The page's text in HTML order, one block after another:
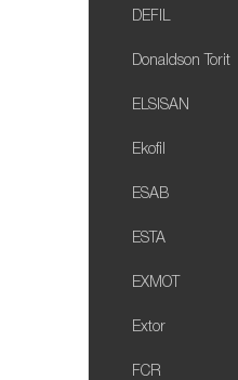
DEFIL
Donaldson Torit
ELSISAN
Ekofil
ESAB
ESTA
EXMOT
Extor
FCR